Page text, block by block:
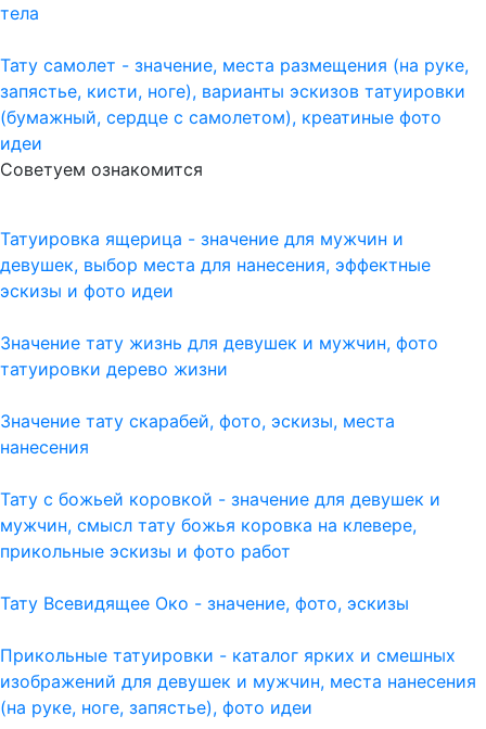
тела
Тату самолет - значение, места размещения (на руке,
запястье, кисти, ноге), варианты эскизов татуировки
(бумажный, сердце с самолетом), креатиные фото
идеи
Советуем ознакомится
Татуировка ящерица - значение для мужчин и
девушек, выбор места для нанесения, эффектные
эскизы и фото идеи
Значение тату жизнь для девушек и мужчин, фото
татуировки дерево жизни
Значение тату скарабей, фото, эскизы, места
нанесения
Тату с божьей коровкой - значение для девушек и
мужчин, смысл тату божья коровка на клевере,
прикольные эскизы и фото работ
Тату Всевидящее Око - значение, фото, эскизы
Прикольные татуировки - каталог ярких и смешных
изображений для девушек и мужчин, места нанесения
(на руке, ноге, запястье), фото идеи